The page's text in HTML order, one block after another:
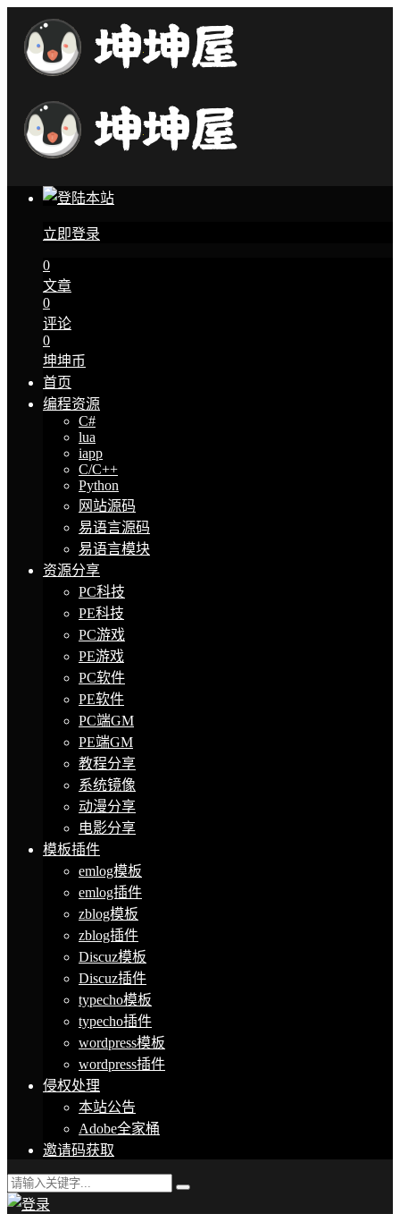
立即登录
0
文章
0
评论
0
坤坤币
首页
编程资源
C#
lua
iapp
C/C++
Python
网站源码
易语言源码
易语言模块
资源分享
PC科技
PE科技
PC游戏
PE游戏
PC软件
PE软件
PC端GM
PE端GM
教程分享
系统镜像
动漫分享
电影分享
模板插件
emlog模板
emlog插件
zblog模板
zblog插件
Discuz模板
Discuz插件
typecho模板
typecho插件
wordpress模板
wordpress插件
侵权处理
本站公告
Adobe全家桶
邀请码获取